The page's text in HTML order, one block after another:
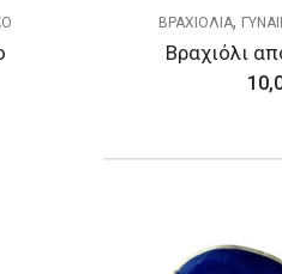
ΒΡΑΧΙΟΛΙΑ,
Βραχιόλι